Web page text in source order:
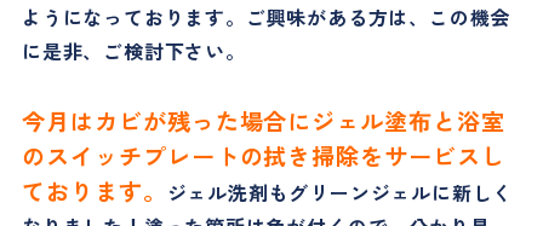
ようになっております。ご興味がある方は、この機会
に是非、ご検討下さい。
今月はカビが残った場合にジェル塗布と浴室
のスイッチプレートの拭き掃除をサービスし
ております。
ジェル洗剤もグリーンジェルに新しく